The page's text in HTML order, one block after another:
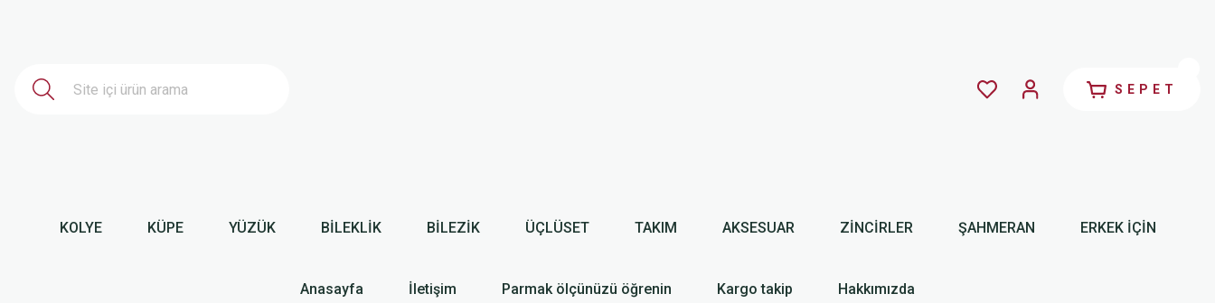
SEPET
KOLYE KÜPE YÜZÜK BİLEKLİK BİLEZİK ÜÇLÜSET TAKIM AKSESUAR ZİNCİRLER ŞAHMERAN ERKEK İÇİN
Anasayfa İletişim Parmak ölçünüzü öğrenin Kargo takip Hakkımızda